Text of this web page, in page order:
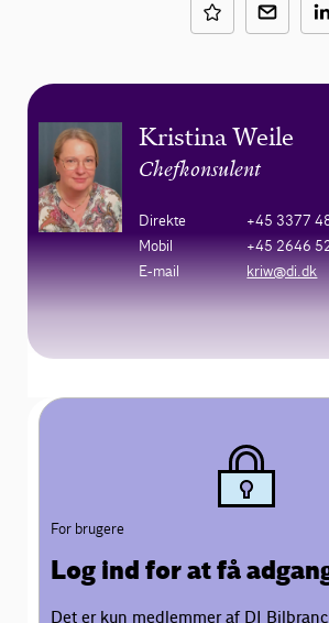
Kristina Weile
Chefkonsulent
Direkte
+45 3377
Mobil
+45 2646
E-mail
kriw@di.dk
For brugere
Log ind for at få
Det er kun medlemmer af DI